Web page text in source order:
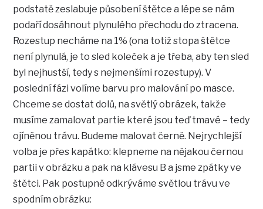
podstatě zeslabuje působení štětce a lépe se nám
podaří dosáhnout plynulého přechodu do ztracena.
Rozestup necháme na 1% (ona totiž stopa štětce
není plynulá, je to sled koleček a je třeba, aby ten sled
byl nejhustší, tedy s nejmenšími rozestupy). V
poslední fázi volíme barvu pro malování po masce.
Chceme se dostat dolů, na světlý obrázek, takže
musíme zamalovat partie které jsou teď tmavé – tedy
ojíněnou trávu. Budeme malovat černě. Nejrychlejší
volba je přes kapátko: klepneme na nějakou černou
partii v obrázku a pak na klávesu B a jsme zpátky ve
štětci. Pak postupně odkrýváme světlou trávu ve
spodním obrázku: